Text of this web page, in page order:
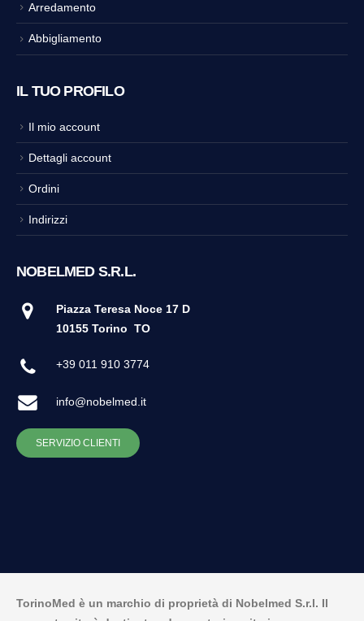
Arredamento
Abbigliamento
IL TUO PROFILO
Il mio account
Dettagli account
Ordini
Indirizzi
NOBELMED S.R.L.
Piazza Teresa Noce 17 D
10155 Torino TO
+39 011 910 3774
info@nobelmed.it
SERVIZIO CLIENTI
TorinoMed è un marchio di proprietà di Nobelmed S.r.l. Il